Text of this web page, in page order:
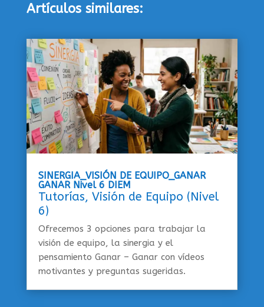
Artículos similares:
SINERGIA_VISIÓN DE EQUIPO_GANAR
GANAR Nivel 6 DIEM
Tutorías, Visión de Equipo (Nivel
6)
Ofrecemos 3 opciones para trabajar la
visión de equipo, la sinergia y el
pensamiento Ganar – Ganar con vídeos
motivantes y preguntas sugeridas.